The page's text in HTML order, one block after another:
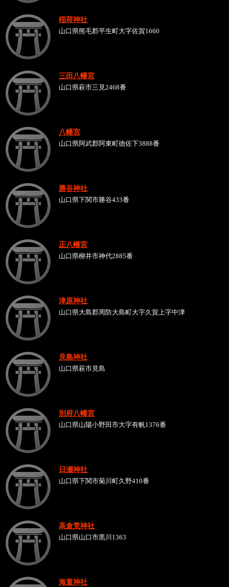
稲荷神社
山口県熊毛郡平生町大字佐賀1660
三田八幡宮
山口県萩市三見2468番
八幡宮
山口県阿武郡阿東町徳佐下3888番
勝谷神社
山口県下関市勝谷433番
正八幡宮
山口県柳井市神代2885番
津原神社
山口県大島郡周防大島町大字久賀上字中津
見島神社
山口県萩市見島
別府八幡宮
山口県山陽小野田市大字有帆1376番
日瀬神社
山口県下関市菊川町久野410番
高倉荒神社
山口県山口市黒川1363
海童神社